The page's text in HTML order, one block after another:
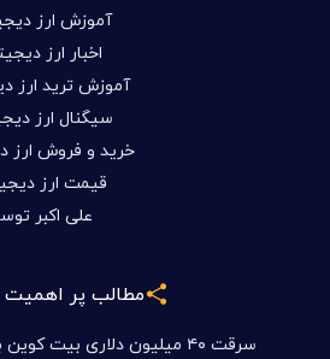
آموزش ارز
اخبار ارز
آموزش ترید ارز
سیگنال ارز
خرید و فروش ارز
قیمت ارز
علی اکبر
مطالب پر
سرقت ۴۰ میلیون دلاری بیت